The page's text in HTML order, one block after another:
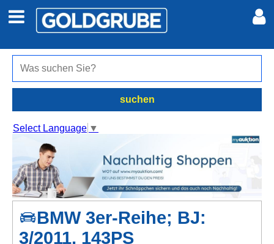
Auto + Motor
Jobs
Marktplatz
Erotik
Auktionen
Meine Inserate
Anmelden
suchen
Select Language ▼
BMW 3er-Reihe; BJ:
3/2011, 143PS